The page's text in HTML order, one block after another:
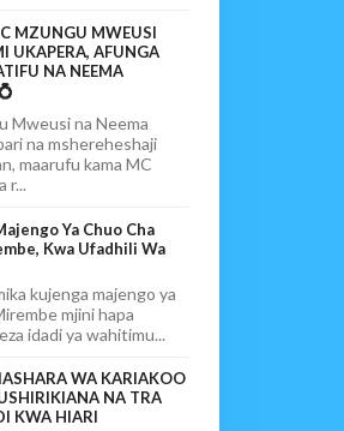
MZUNGU MWEUSI
UKAPERA, AFUNGA
NA NEEMA
Mweusi na Neema
na mshereheshaji
maarufu kama MC
r...
Ya Chuo Cha
Kwa Ufadhili Wa
kujenga majengo ya
mjini hapa
idadi ya wahitimu...
WA KARIAKOO
NA TRA
KWA HIARI